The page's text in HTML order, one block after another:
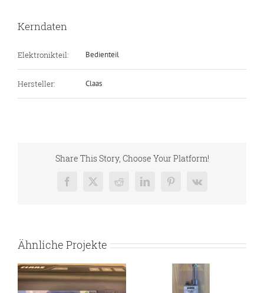
Kerndaten
Elektronikteil: Bedienteil
Hersteller: Claas
Share This Story, Choose Your Platform!
Facebook
X RedditLinkedInPinterest
Vk
Ähnliche Projekte